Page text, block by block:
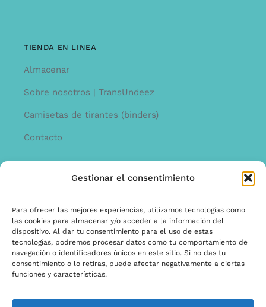
Gestionar el consentimiento
Para ofrecer las mejores experiencias, utilizamos tecnologías como
las cookies para almacenar y/o acceder a la información del
dispositivo. Al dar tu consentimiento para el uso de estas
tecnologías, podremos procesar datos como tu comportamiento de
navegación o identificadores únicos en este sitio. Si no das tu
consentimiento o lo retiras, puede afectar negativamente a ciertas
funciones y características.
TIENDA EN LINEA
Almacenar
Sobre nosotros | TransUndeez
Camisetas de tirantes (binders)
Contacto
Offerta
garantía y quejas
Términos y condiciones
Política de privacidad